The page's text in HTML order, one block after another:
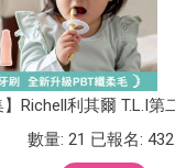
】Richell利其爾 T.L.I第
數量: 21 已報名: 432